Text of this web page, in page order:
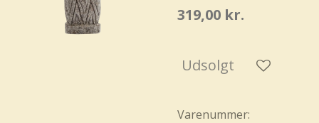
319,00 kr.
Udsolgt
Varenummer: